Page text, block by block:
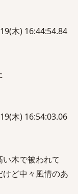
木) 16:44:54.84
木) 16:54:03.06
木で被われて
ど中々風情のあ